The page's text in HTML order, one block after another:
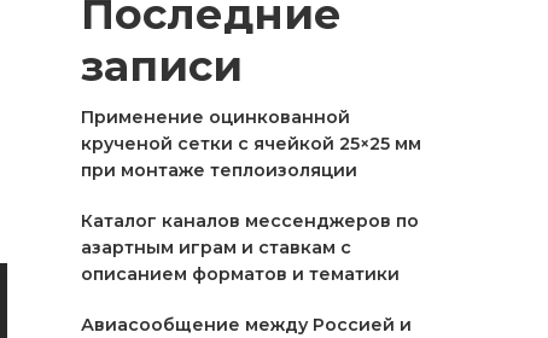
Последние
записи
Применение оцинкованной
крученой сетки с ячейкой 25×25 мм
при монтаже теплоизоляции
Каталог каналов мессенджеров по
азартным играм и ставкам с
описанием форматов и тематики
Авиасообщение между Россией и